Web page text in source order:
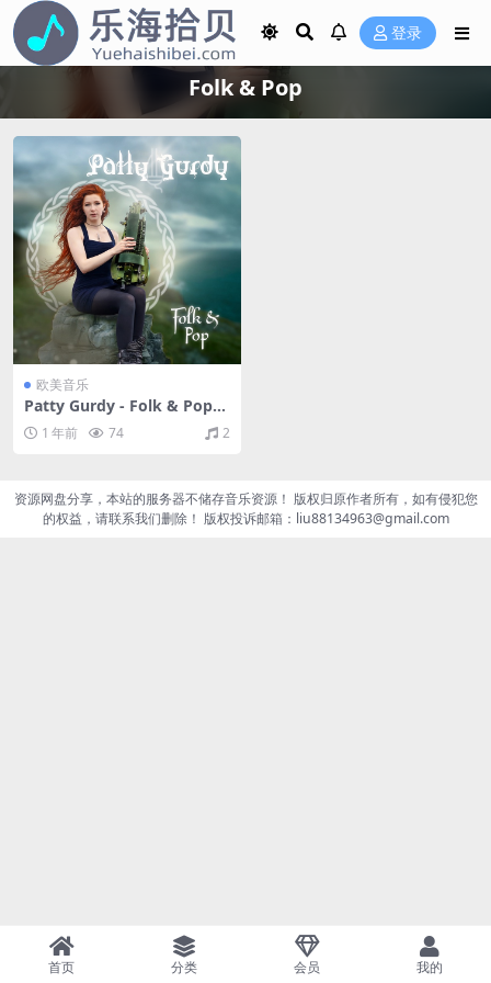
登录
Folk & Pop
欧美音乐
Patty Gurdy - Folk & Pop
（2023/FLAC/EP分轨/134
M）1 年前 74 2
资源网盘分享，本站的服务器不储存音乐资源！ 版权归原作者所有，如有侵犯您
的权益，请联系我们删除！ 版权投诉邮箱：liu88134963@gmail.com
首页 分类 会员 我的